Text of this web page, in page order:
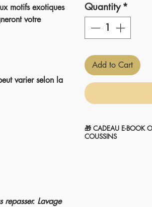
motifs exotiques
votre
varier selon la
Lavage
Quantity *
Add to Cart
🎁 CADEAU E-BOOK
COUSSINS